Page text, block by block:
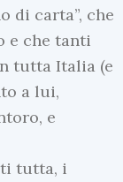
di carta”, che
e che tanti
tutta Italia (e
a lui,
e
tutta, i